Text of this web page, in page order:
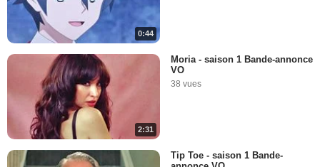
0:44
2:31
Moria - saison 1 Bande-annonce
VO
38 vues
Tip Toe - saison 1 Bande-